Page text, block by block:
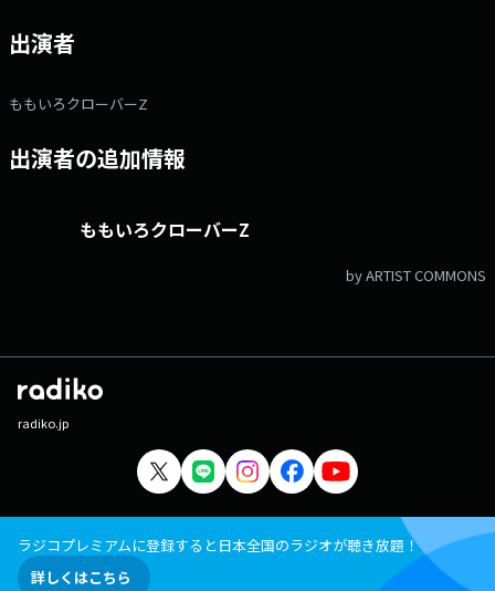
ン！放送を聴いてチェックしてください♪ メッセージはハピクロ
TOP10のホームページからお待ちしています！ 番組Webサイト：
https://www.tfm.co.jp/f/clover/form Xハッシュタグは「#ハピク
ロ」 Xアカウントは「@happyclo」
出演者
ももいろクローバーZ
出演者の追加情報
ももいろクローバーZ
by ARTIST COMMONS
radiko.jp
ラジコプレミアムに登録すると日本全国のラジオが聴き放題！
詳しくはこちら